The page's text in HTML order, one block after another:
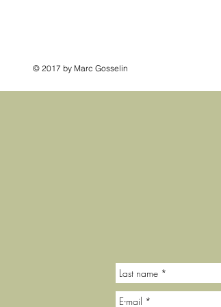
© 2017 by Marc Gosselin